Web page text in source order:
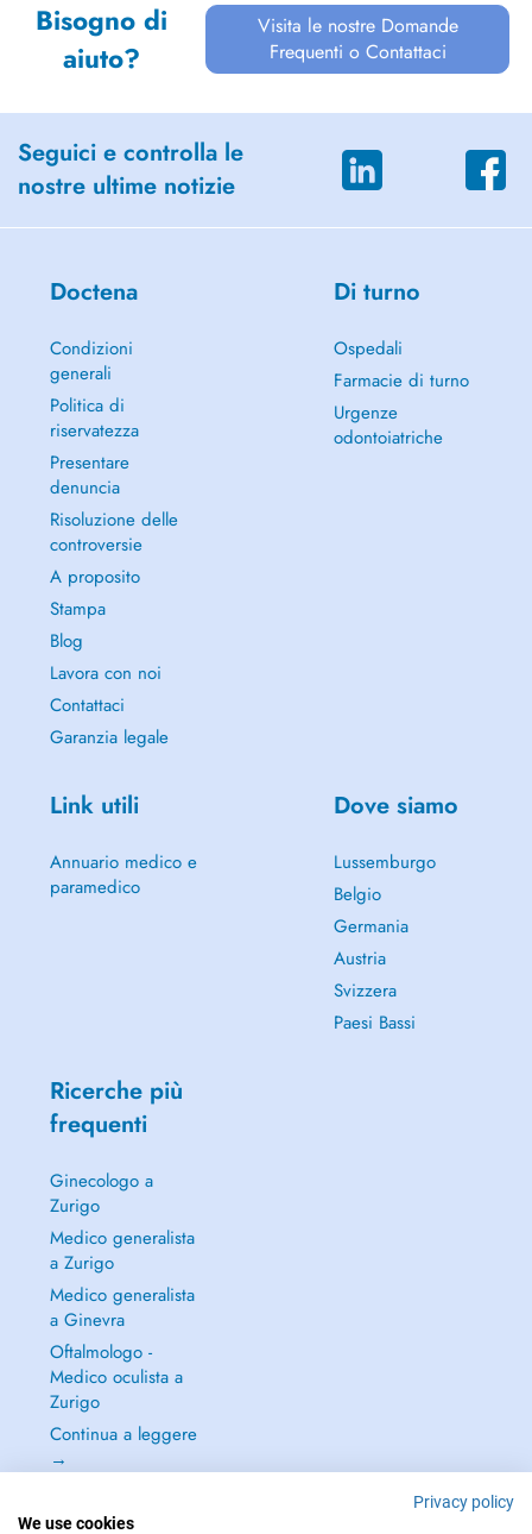
Bisogno di
aiuto?
Visita le nostre Domande
Frequenti o Contattaci
Seguici e controlla le
nostre ultime notizie
Doctena
Condizioni
generali
Politica di
riservatezza
Presentare
denuncia
Risoluzione delle
controversie
A proposito
Stampa
Blog
Lavora con noi
Contattaci
Garanzia legale
Di turno
Ospedali
Farmacie di turno
Urgenze
odontoiatriche
Link utili
Annuario medico e
paramedico
Dove siamo
Lussemburgo
Belgio
Germania
Austria
Svizzera
Paesi Bassi
Ricerche più
frequenti
Ginecologo a
Zurigo
Medico generalista
a Zurigo
Medico generalista
a Ginevra
Oftalmologo -
Medico oculista a
Zurigo
Continua a leggere
→
Privacy policy
We use cookies